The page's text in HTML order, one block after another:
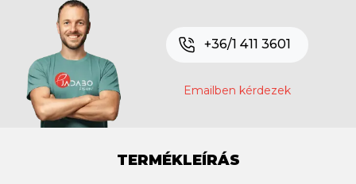
+36/1 411 3601
Emailben kérdezek
TERMÉKLEÍRÁS